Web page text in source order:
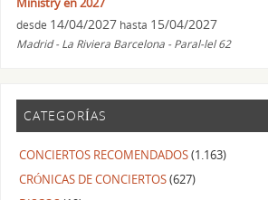
desde 14/04/2027 hasta 15/04/2027
Madrid - La Riviera Barcelona - Paral-lel 62
CATEGORÍAS
CONCIERTOS RECOMENDADOS(1.163)
CRÓNICAS DE CONCIERTOS(627)